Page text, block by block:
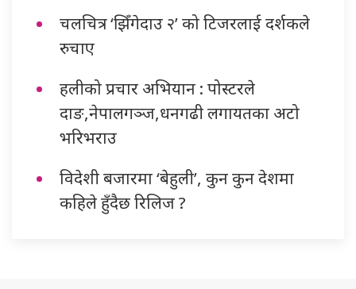
चलचित्र ‘झिँगेदाउ २’ को टिजरलाई दर्शकले
रुचाए
हलीको प्रचार अभियान : पोस्टरले
दाङ,नेपालगञ्ज,धनगढी लगायतका अटो
भरिभराउ
विदेशी बजारमा ‘बेहुली’, कुन कुन देशमा
कहिले हुँदैछ रिलिज ?